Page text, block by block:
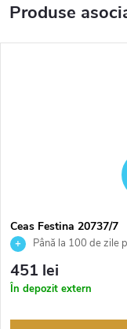
Produse
Ceas Festina 20737/7
Până la 100 de zile
returnarea bunurilor.
autorizat
451 lei
În depozit extern